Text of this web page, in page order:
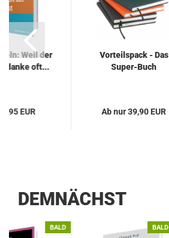
Weil der
oft...
EUR
Vor­teils­pack - Das
Super-​​Buch
Ab nur 39,90 EUR
DEMNÄCHST
BALD BALD